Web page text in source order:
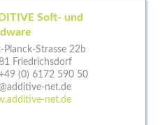
Soft- und
Planck-Strasse 22b
Friedrichsdorf
(0) 6172 590 50
net.de
net.de